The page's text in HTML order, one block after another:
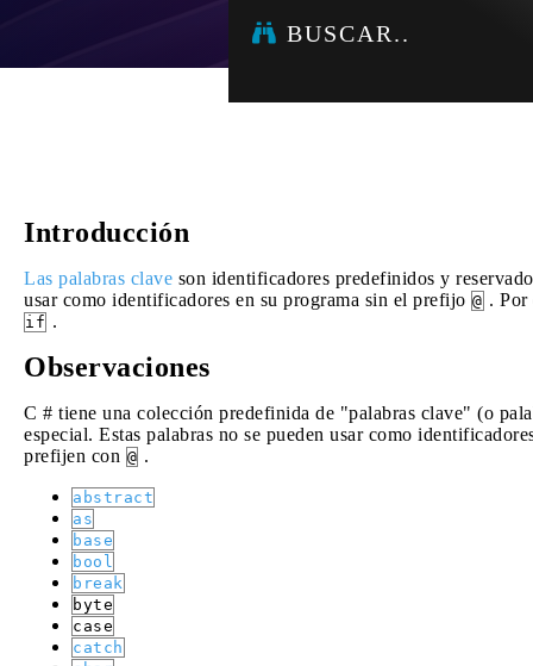
BUSCAR..
Introducción
Las palabras clave son identificadores predefinidos y
usar como identificadores en su programa sin el prefijo @ . Por
if .
Observaciones
C # tiene una colección predefinida de "palabras clave" (o
especial. Estas palabras no se pueden usar como
prefijen con @ .
abstract
as
base
bool
break
byte
case
catch